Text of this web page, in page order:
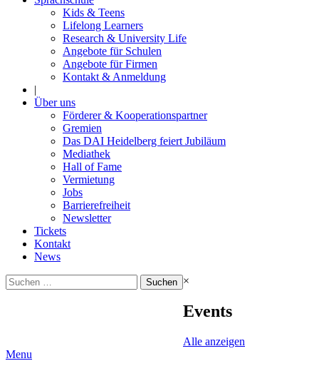
Kids & Teens
Lifelong Learners
Research & University Life
Angebote für Schulen
Angebote für Firmen
Kontakt & Anmeldung
|
Über uns
Förderer & Kooperationspartner
Gremien
Das DAI Heidelberg feiert Jubiläum
Mediathek
Hall of Fame
Vermietung
Jobs
Barrierefreiheit
Newsletter
Tickets
Kontakt
News
Suchen
nach:
×
Events
Alle anzeigen
Menu